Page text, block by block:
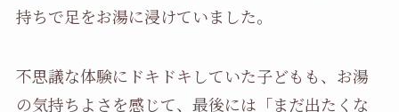
持ちで足をお湯に浸けていました。
不思議な体験にドキドキしていた子どもも、お湯
の気持ちよさを感じて、最後には「まだ出たくな